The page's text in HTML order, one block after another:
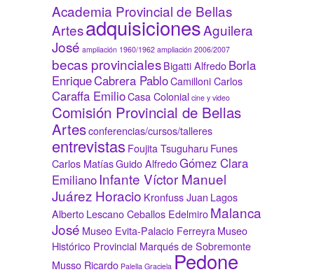
Academia Provincial de Bellas
ArtesadquisicionesAguilera
José ampliación 1960/1962 ampliación 2006/2007
becas provincialesBigatti AlfredoBorla
EnriqueCabrera PabloCamilloni Carlos
Caraffa EmilioCasa Colonial cine y video
Comisión Provincial de Bellas
Artesconferencias/cursos/talleres
entrevistas Foujita Tsuguharu Funes
Carlos MatíasGuido AlfredoGómez Clara
EmilianoInfante Víctor Manuel
Juárez Horacio Kronfuss Juan Lagos
AlbertoLescano Ceballos EdelmiroMalanca
José Museo Evita-Palacio FerreyraMuseo
Histórico Provincial Marqués de Sobremonte
Musso Ricardo Palella Graciela Pedone